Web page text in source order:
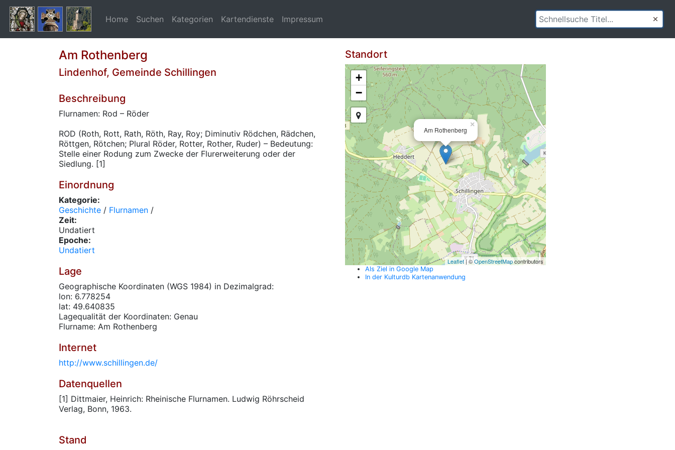
Home Suchen Kategorien Kartendienste Impressum
Am Rothenberg
Lindenhof, Gemeinde Schillingen
Beschreibung
Flurnamen: Rod – Röder
ROD (Roth, Rott, Rath, Röth, Ray, Roy; Diminutiv Rödchen, Rädchen,
Röttgen, Rötchen; Plural Röder, Rotter, Rother, Ruder) – Bedeutung:
Stelle einer Rodung zum Zwecke der Flurerweiterung oder der
Siedlung. [1]
Einordnung
Kategorie:
Geschichte / Flurnamen /
Zeit:
Undatiert
Epoche:
Undatiert
Lage
Geographische Koordinaten (WGS 1984) in Dezimalgrad:
lon: 6.778254
lat: 49.640835
Lagequalität der Koordinaten: Genau
Flurname: Am Rothenberg
Internet
http://www.schillingen.de/
Datenquellen
[1] Dittmaier, Heinrich: Rheinische Flurnamen. Ludwig Röhrscheid
Verlag, Bonn, 1963.
Stand
Standort
Am Rothenberg
×
+
−
Leaflet| ©OpenStreetMapcontributors
Als Ziel in Google Map
In der Kulturdb Kartenanwendung